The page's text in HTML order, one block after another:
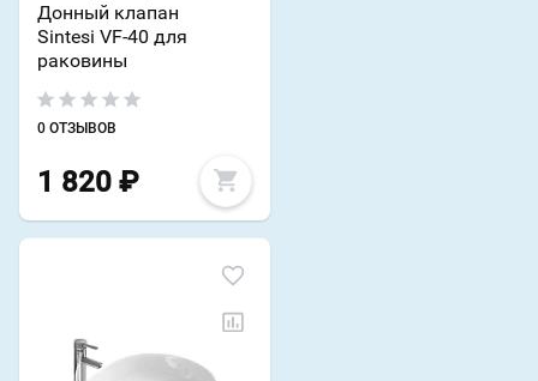
Донный клапан
Sintesi VF-40 для
раковины
0 ОТЗЫВОВ
1 820 ₽